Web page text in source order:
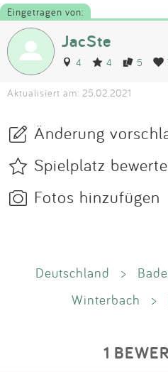
Eingetragen von:
JacSte
4 4 5
Aktualisiert am: 25.02.2021
Änderung
Spielplatz
Fotos hinzufügen
Deutschland >
Winterbach
>
1